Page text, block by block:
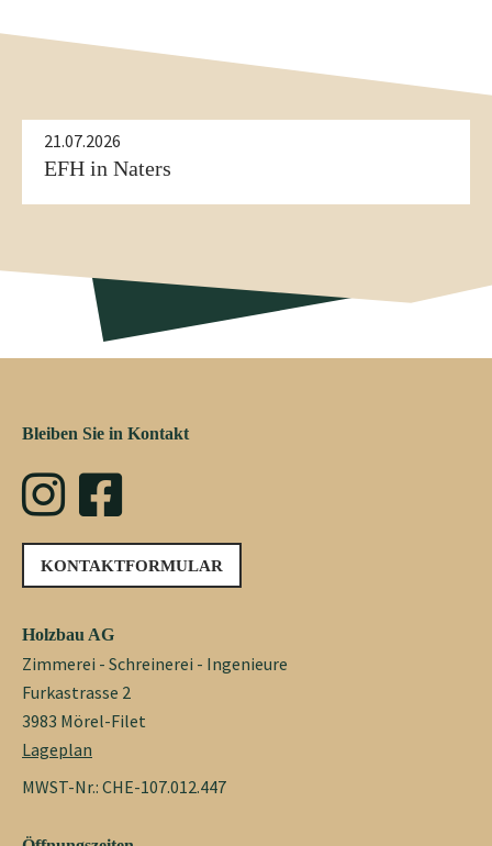
Referenzen Elementbau
21.07.2026
EFH in Leuk
21.07.2026
EFH in Naters
Bleiben Sie in Kontakt
KONTAKTFORMULAR
Holzbau AG
Zimmerei - Schreinerei - Ingenieure
Furkastrasse 2
3983 Mörel-Filet
Lageplan
MWST-Nr.: CHE-107.012.447